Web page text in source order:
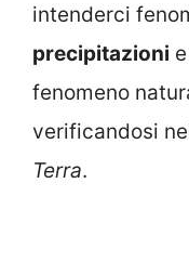
intenderci
precipitazioni
fenomeno
verificandosi
Terra.